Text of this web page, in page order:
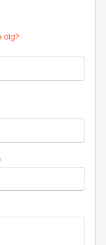
dig?